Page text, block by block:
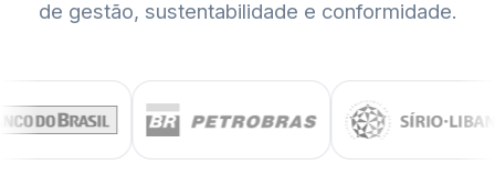
de gestão, sustentabilidade e conformidade.